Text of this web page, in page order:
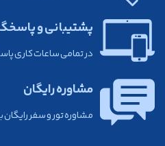
4) پرداخت عوارض از طریق اپلیکیشن های ایوا (IVA) و بَله
5) پرداخت عوارض با
پشتیبانی و
در تمامی ساعات کاری
مشاوره رایگان
مشاوره تور و سفر